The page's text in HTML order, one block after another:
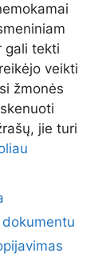
gali tekti
veikti
žmonės
jie turi
dokumentu